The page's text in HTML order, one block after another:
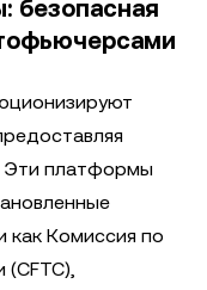
безопасная
Эти платформы
как Комиссия по